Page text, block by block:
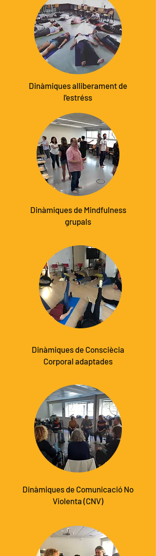
Dinàmiques alliberament de
l'estréss
Dinàmiques de Mindfulness
grupals
Dinàmiques de Consciècia
Corporal adaptades
Dinàmiques de Comunicació No
Violenta (CNV)